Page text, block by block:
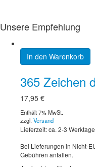
Unsere Empfehlung
In den Warenkorb
365 Zeichen
17,95 €
Enthält 7% MwSt.
zzgl.Versand
Lieferzeit: ca. 2-3 Werktage
Bei Lieferungen in Nicht-
Gebühren anfallen.